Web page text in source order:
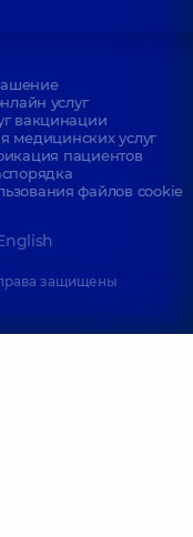
услуг
вакцинации
медицинских услуг
пациентов
файлов cookie
защищены